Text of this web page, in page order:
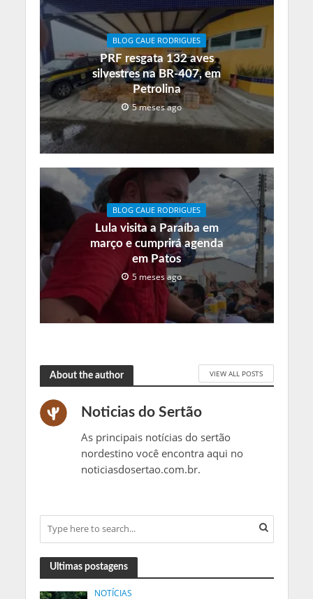
BLOG CAUE RODRIGUES
PRF resgata 132 aves
silvestres na BR-407, em
Petrolina
5 meses ago
BLOG CAUE RODRIGUES
Lula visita a Paraíba em
março e cumprirá agenda
em Patos
5 meses ago
About the author VIEW ALL POSTS
Noticias do Sertão
As principais notícias do sertão
nordestino você encontra aqui no
noticiasdosertao.com.br.
Ultimas postagens
NOTÍCIAS